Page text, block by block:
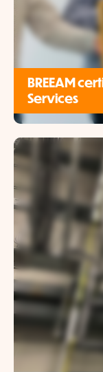
BREEAM
Services